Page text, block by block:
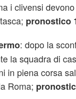
i clivensi
pronostico
: dopo la
la squadra di
in piena corsa
Roma;